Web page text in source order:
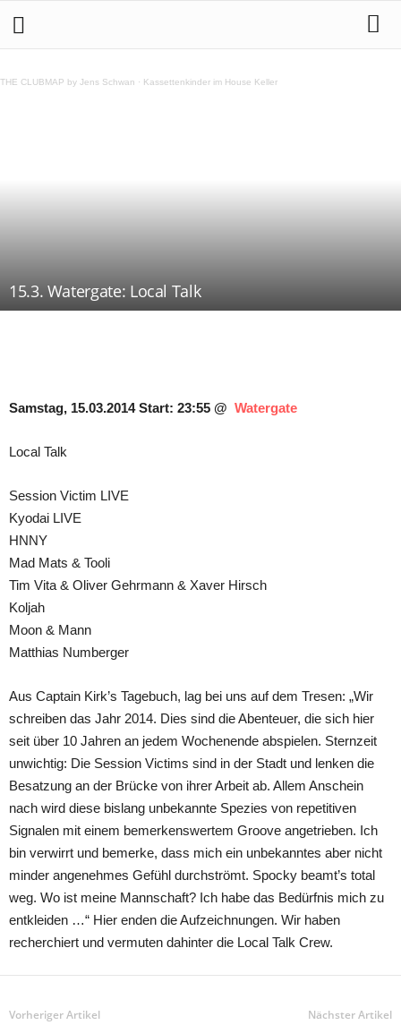
THE CLUBMAP by Jens Schwan · Kassettenkinder im House Keller
15.3. Watergate: Local Talk
Samstag, 15.03.2014 Start: 23:55 @ Watergate
Local Talk
Session Victim LIVE
Kyodai LIVE
HNNY
Mad Mats & Tooli
Tim Vita & Oliver Gehrmann & Xaver Hirsch
Koljah
Moon & Mann
Matthias Numberger
Aus Captain Kirk’s Tagebuch, lag bei uns auf dem Tresen: „Wir
schreiben das Jahr 2014. Dies sind die Abenteuer, die sich hier
seit über 10 Jahren an jedem Wochenende abspielen. Sternzeit
unwichtig: Die Session Victims sind in der Stadt und lenken die
Besatzung an der Brücke von ihrer Arbeit ab. Allem Anschein
nach wird diese bislang unbekannte Spezies von repetitiven
Signalen mit einem bemerkenswertem Groove angetrieben. Ich
bin verwirrt und bemerke, dass mich ein unbekanntes aber nicht
minder angenehmes Gefühl durchströmt. Spocky beamt’s total
weg. Wo ist meine Mannschaft? Ich habe das Bedürfnis mich zu
entkleiden …“ Hier enden die Aufzeichnungen. Wir haben
recherchiert und vermuten dahinter die Local Talk Crew.
Vorheriger Artikel Nächster Artikel